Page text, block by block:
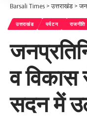
Barsali Times >उत्तराखंड >
उत्तराखंड पर्यटन राजनीति
व
सदन में